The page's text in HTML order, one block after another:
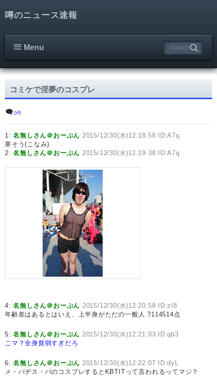
噂のニュース速報
Menu
コミケで淫夢のコスプレ
0件
1:名無しさん＠おーぷん 2015/12/30(水)12:18:58 ID:A7q
寒そう(こなみ)
2:名無しさん＠おーぷん 2015/12/30(水)12:19:38 ID:A7q
4:名無しさん＠おーぷん 2015/12/30(水)12:20:58 ID:zI8
年齢差はあるとはいえ、上半身がただの一般人 ?114514点
5:名無しさん＠おーぷん 2015/12/30(水)12:21:03 ID:qb3
こマ？全身貧弱すぎだろ
6:名無しさん＠おーぷん 2015/12/30(水)12:22:07 ID:dyL
メ・バヂス・バのコスプレするとKBTITって言われるってマジ？